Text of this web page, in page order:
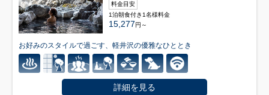
料金目安
1泊朝食付き1名様料金
15,277円～
お好みのスタイルで過ごす、軽井沢の優雅なひととき
詳細を見る